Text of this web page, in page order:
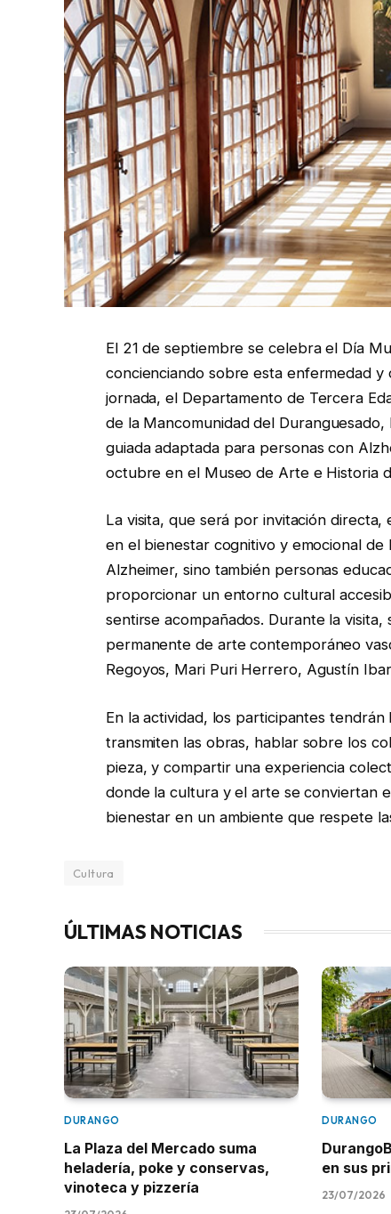
El 21 de septiembre se celebra el Día
concienciando sobre esta enfermedad
jornada, el Departamento de Tercera
de la Mancomunidad del
guiada adaptada para personas con
octubre en el Museo de Arte e Historia
La visita, que será por invitación
en el bienestar cognitivo y emocional
Alzheimer, sino también personas
proporcionar un entorno cultural
sentirse acompañados. Durante la
permanente de arte contemporáneo
Regoyos, Mari Puri Herrero, Agustín
En la actividad, los participantes
transmiten las obras, hablar sobre los
pieza, y compartir una experiencia
donde la cultura y el arte se conviertan
bienestar en un ambiente que respete
Cultura
ÚLTIMAS NOTICIAS
DURANGO
La Plaza del Mercado suma
heladería, poke y conservas,
vinoteca y pizzería
DURANGO
en sus
23/07/2026